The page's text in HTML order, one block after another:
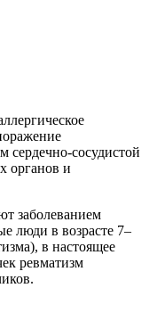
сердечно-сосудистой
органов и
заболеванием
люди в возрасте 7–
в настоящее
ревматизм